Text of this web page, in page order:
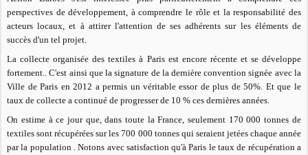
perspectives de développement, à comprendre le rôle et la responsabilité des
acteurs locaux, et à attirer l'attention de ses adhérents sur les éléments de
succès d'un tel projet.
La collecte organisée des textiles à Paris est encore récente et se développe
fortement.. C'est ainsi que la signature de la dernière convention signée avec la
Ville de Paris en 2012 a permis un véritable essor de plus de 50%. Et que le
taux de collecte a continué de progresser de 10 % ces dernières années.
On estime à ce jour que, dans toute la France, seulement 170 000 tonnes de
textiles sont récupérées sur les 700 000 tonnes qui seraient jetées chaque année
par la population . Notons avec satisfaction qu'à Paris le taux de récupération a